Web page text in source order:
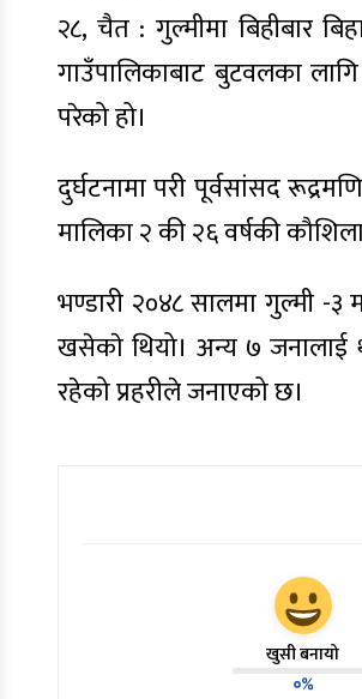
२८, चैत : गुल्मीमा बिहीबार
गाउँपालिकाबाट बुटवलका
परेको हो।
दुर्घटनामा परी पूर्वसांसद
मालिका २ की २६ वर्षकी
भण्डारी २०४८ सालमा गुल्मी -
खसेकाे थियो। अन्य ७ जनालाई
रहेको प्रहरीले जनाएको छ।
खुसी बनायो
०%